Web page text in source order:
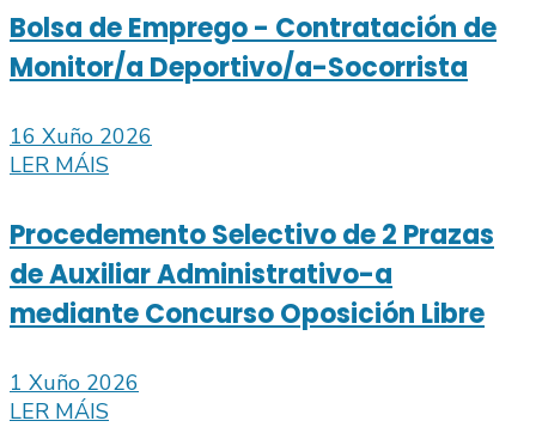
Bolsa de Emprego - Contratación de
Monitor/a Deportivo/a-Socorrista
16 Xuño 2026
LER MÁIS
Procedemento Selectivo de 2 Prazas
de Auxiliar Administrativo-a
mediante Concurso Oposición Libre
1 Xuño 2026
LER MÁIS